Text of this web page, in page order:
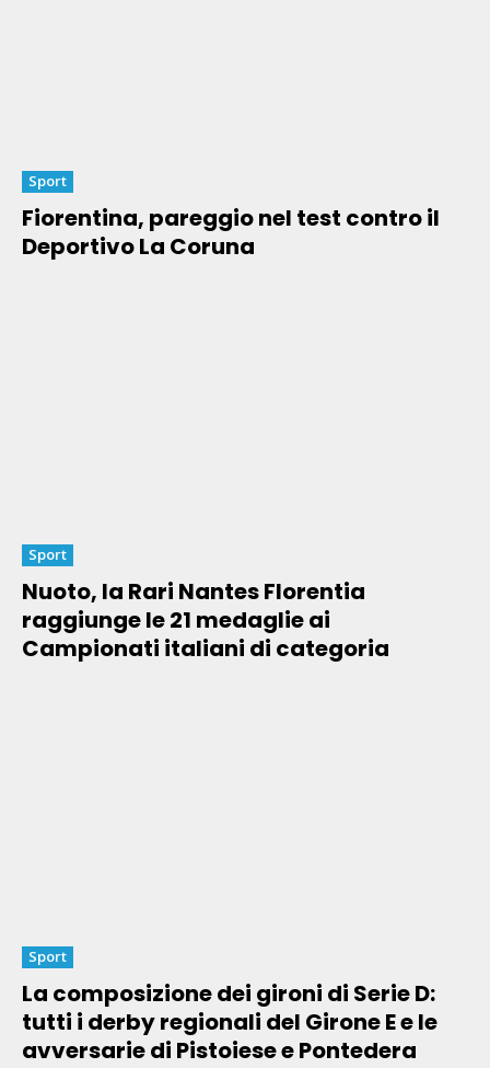
Sport
Fiorentina, pareggio nel test contro il
Deportivo La Coruna
Sport
Nuoto, la Rari Nantes Florentia
raggiunge le 21 medaglie ai
Campionati italiani di categoria
Sport
La composizione dei gironi di Serie D:
tutti i derby regionali del Girone E e le
avversarie di Pistoiese e Pontedera